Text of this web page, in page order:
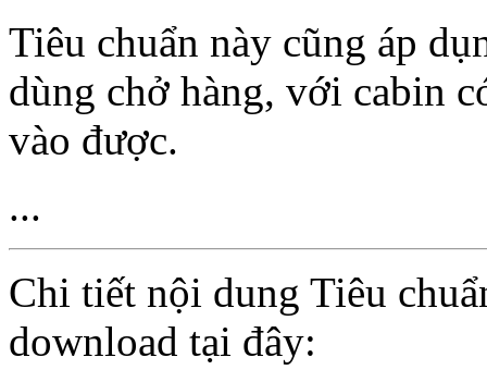
Tiêu chuẩn này cũng áp
dùng chở hàng, với cabin
vào được.
...
Chi tiết nội dung Tiêu
download tại đây: